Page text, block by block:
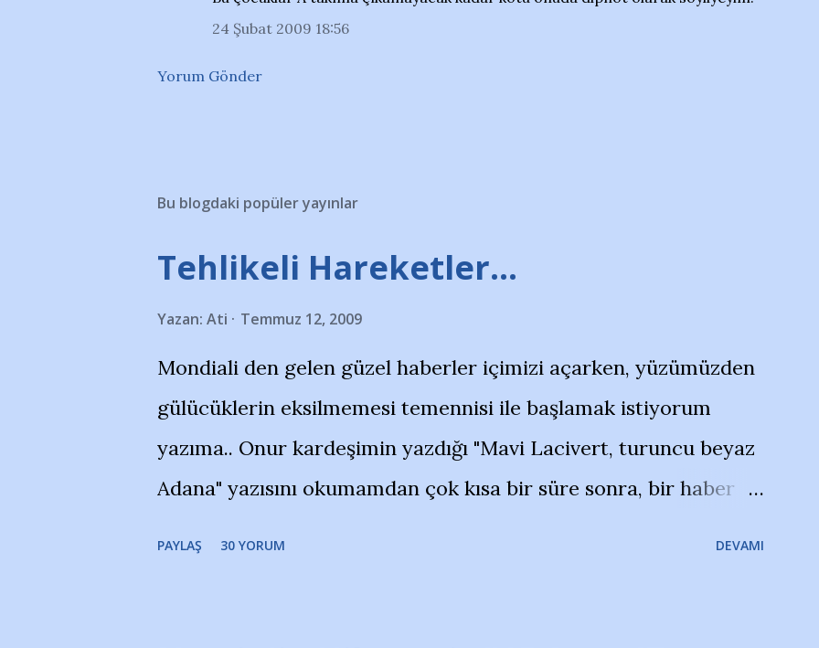
24 Şubat 2009 18:56
Yorum Gönder
Bu blogdaki popüler yayınlar
Tehlikeli Hareketler...
Yazan: Ati Temmuz 12, 2009
Mondiali den gelen güzel haberler içimizi açarken, yüzümüzden
gülücüklerin eksilmemesi temennisi ile başlamak istiyorum
yazıma.. Onur kardeşimin yazdığı "Mavi Lacivert, turuncu beyaz
Adana" yazısını okumamdan çok kısa bir süre sonra, bir haber
PAYLAŞ 30 YORUM DEVAMI